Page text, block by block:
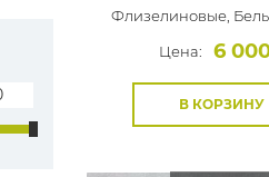
Флизелиновые,
Цена:
6
В КОРЗИНУ